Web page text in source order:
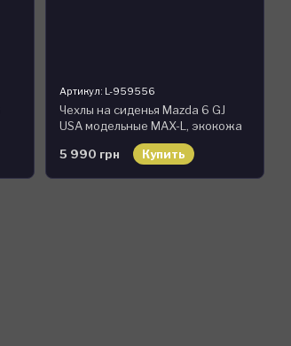
Артикул: L-959556
Чехлы на сиденья Mazda 6 GJ
USA модельные MAX-L, экокожа
5 990 грн Купить